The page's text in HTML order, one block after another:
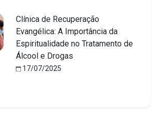
Clínica de Recuperação
Evangélica: A Importância da
Espiritualidade no Tratamento de
Álcool e Drogas
17/07/2025